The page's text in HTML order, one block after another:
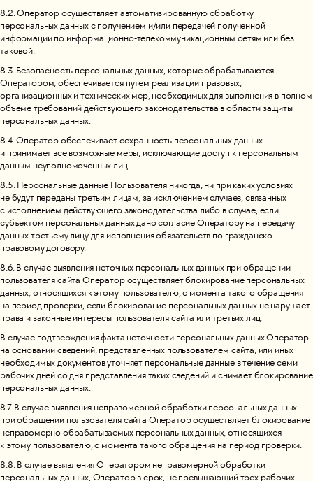
8.2. Оператор осуществляет автоматизированную обработку
персональных данных с получением и/или передачей полученной
информации по информационно-телекоммуникационным сетям или без
таковой.
8.3. Безопасность персональных данных, которые обрабатываются
Оператором, обеспечивается путем реализации правовых,
организационных и технических мер, необходимых для выполнения в полном
объеме требований действующего законодательства в области защиты
персональных данных.
8.4. Оператор обеспечивает сохранность персональных данных
и принимает все возможные меры, исключающие доступ к персональным
данным неуполномоченных лиц.
8.5. Персональные данные Пользователя никогда, ни при каких условиях
не будут переданы третьим лицам, за исключением случаев, связанных
с исполнением действующего законодательства либо в случае, если
субъектом персональных данных дано согласие Оператору на передачу
данных третьему лицу для исполнения обязательств по гражданско-
правовому договору.
8.6. В случае выявления неточных персональных данных при обращении
пользователя сайта Оператор осуществляет блокирование персональных
данных, относящихся к этому пользователю, с момента такого обращения
на период проверки, если блокирование персональных данных не нарушает
права и законные интересы пользователя сайта или третьих лиц.
В случае подтверждения факта неточности персональных данных Оператор
на основании сведений, представленных пользователем сайта, или иных
необходимых документов уточняет персональные данные в течение семи
рабочих дней со дня представления таких сведений и снимает блокирование
персональных данных.
8.7. В случае выявления неправомерной обработки персональных данных
при обращении пользователя сайта Оператор осуществляет блокирование
неправомерно обрабатываемых персональных данных, относящихся
к этому пользователю, с момента такого обращения на период проверки.
8.8. В случае выявления Оператором неправомерной обработки
персональных данных, Оператор в срок, не превышающий трех рабочих